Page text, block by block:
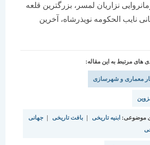
نزاریان لمسر، بزرگترین قلعه
الحکومه نویذرشاه، آخرین
به این مقاله:
و شهرسازی
ابنیه تاریخی | بافت تاریخی | جهانی